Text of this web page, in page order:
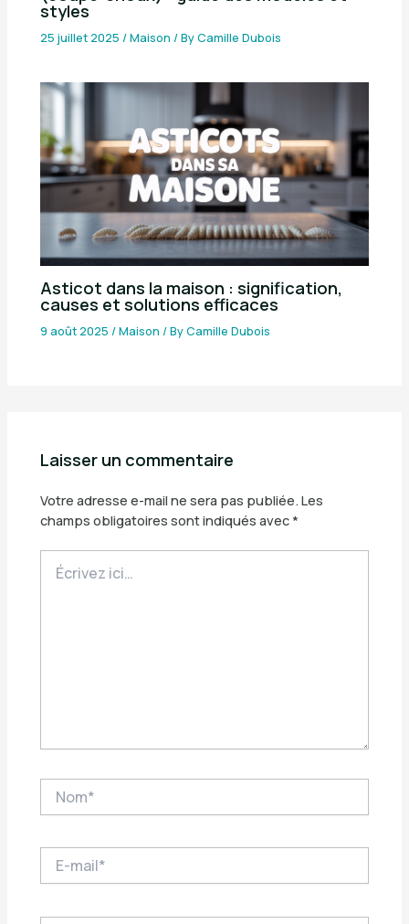
styles
25 juillet 2025/Maison / ByCamille Dubois
Asticot dans la maison : signification,
causes et solutions efficaces
9 août 2025/Maison / ByCamille Dubois
Laisser un commentaire
Votre adresse e-mail ne sera pas publiée. Les
champs obligatoires sont indiqués avec *
ici…
mail*